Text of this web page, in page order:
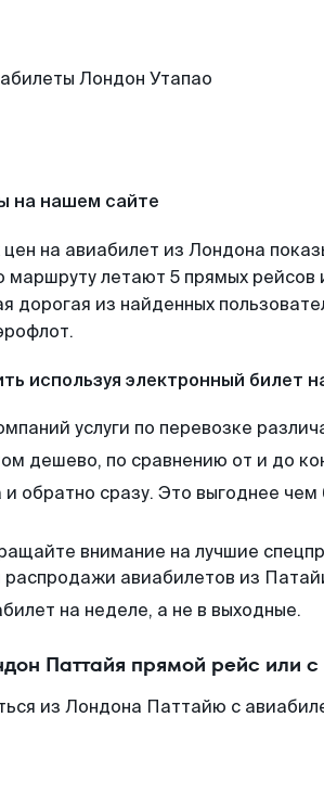
на нашем сайте
на авиабилет из Лондона
летают 5 прямых рейсов
дорогая из найденных
используя электронный билет
услуги по перевозке
дешево, по сравнению от и до
и обратно сразу. Это выгоднее
внимание на лучшие
распродажи авиабилетов из
на неделе, а не в выходные.
Паттайя прямой рейс или
из Лондона Паттайю с